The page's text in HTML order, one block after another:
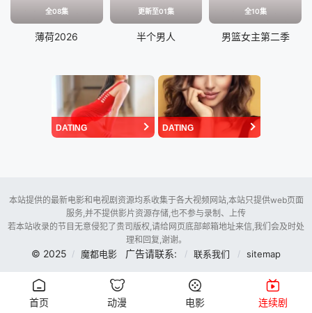
全08集
薄荷2026
更新至01集
半个男人
全10集
男篮女主第二季
DATING DATING
本站提供的最新电影和电视剧资源均系收集于各大视频网站,本站只提供web页面
服务,并不提供影片资源存储,也不参与录制、上传
若本站收录的节目无意侵犯了贵司版权,请给网页底部邮箱地址来信,我们会及时处
理和回复,谢谢。
© 2025 魔都电影 广告请联系: 联系我们 sitemap
首页 动漫 电影 连续剧